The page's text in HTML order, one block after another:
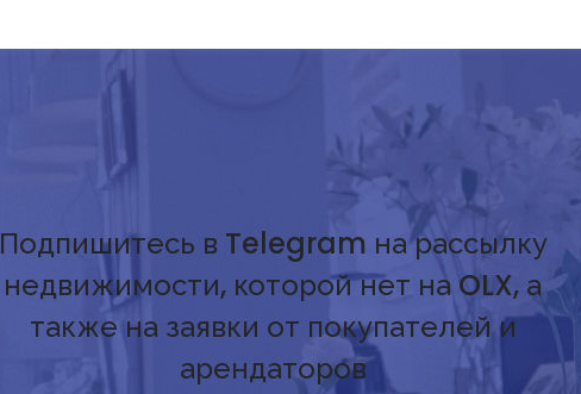
Подпишитесь в Telegram на рассылку
недвижимости, которой нет на OLX, а
также на заявки от покупателей и
арендаторов